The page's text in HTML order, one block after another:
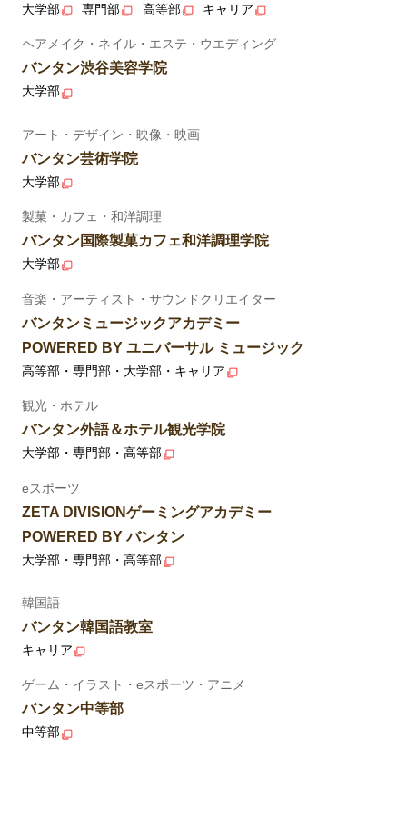
大学部 専門部 高等部 キャリア
ヘアメイク・ネイル・エステ・ウエディング
バンタン渋谷美容学院
大学部
アート・デザイン・映像・映画
バンタン芸術学院
大学部
製菓・カフェ・和洋調理
バンタン国際製菓カフェ和洋調理学院
大学部
音楽・アーティスト・サウンドクリエイター
バンタンミュージックアカデミー
POWERED BY ユニバーサル ミュージック
高等部・専門部・大学部・キャリア
観光・ホテル
バンタン外語＆ホテル観光学院
大学部・専門部・高等部
eスポーツ
ZETA DIVISIONゲーミングアカデミー
POWERED BY バンタン
大学部・専門部・高等部
韓国語
バンタン韓国語教室
キャリア
ゲーム・イラスト・eスポーツ・アニメ
バンタン中等部
中等部